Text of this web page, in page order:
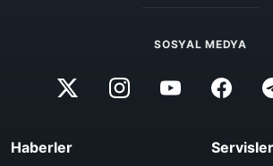
SOSYAL MEDYA
Haberler Servisler